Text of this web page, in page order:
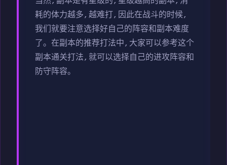
耗的体力越多,越难打,因此在战斗的时候,
我们就要注意选择好自己的阵容和副本难度
了。在副本的推荐打法中,大家可以参考这个
副本通关打法,就可以选择自己的进攻阵容和
防守阵容。